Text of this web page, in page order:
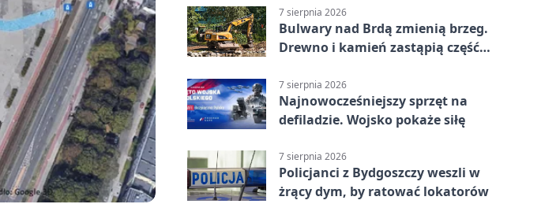
7 sierpnia 2026
Bulwary nad Brdą zmienią brzeg.
Drewno i kamień zastąpią część
7 sierpnia 2026
Najnowocześniejszy sprzęt na
defiladzie. Wojsko pokaże siłę
7 sierpnia 2026
Policjanci z Bydgoszczy weszli w
żrący dym, by ratować lokatorów